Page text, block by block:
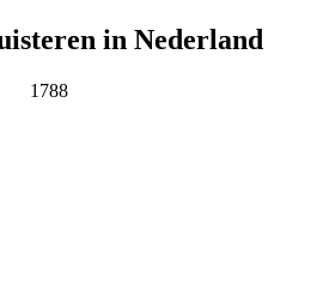
in Nederland
1788